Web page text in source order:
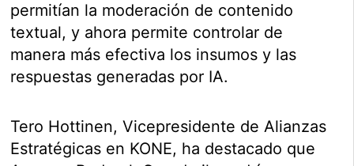
permitían la moderación de contenido
textual, y ahora permite controlar de
manera más efectiva los insumos y las
respuestas generadas por IA.
Tero Hottinen, Vicepresidente de Alianzas
Estratégicas en KONE, ha destacado que